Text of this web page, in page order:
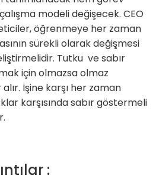
modeli değişecek. CEO
öğrenmeye her zaman
sürekli olarak değişmesi
Tutku ve sabır
için olmazsa olmaz
İşine karşı her zaman
karşısında sabır göstermeli
: